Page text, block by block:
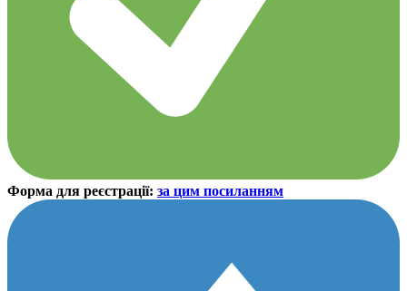
Форма для реєстрації: за цим посиланням